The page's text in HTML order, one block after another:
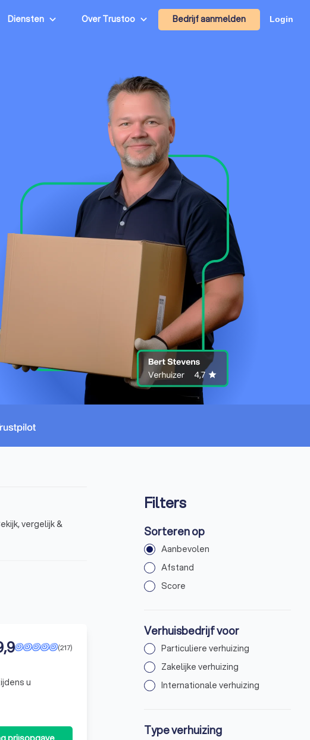
Diensten Over Trustoo Bedrijf aanmelden Login
vergelijk &
(217)
Filters
Sorteren op
Aanbevolen
Afstand
Score
Verhuisbedrijf voor
Particuliere verhuizing
Zakelijke verhuizing
Internationale verhuizing
Type verhuizing